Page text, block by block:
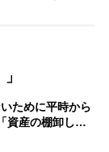
ために平時から
資産の棚卸し…